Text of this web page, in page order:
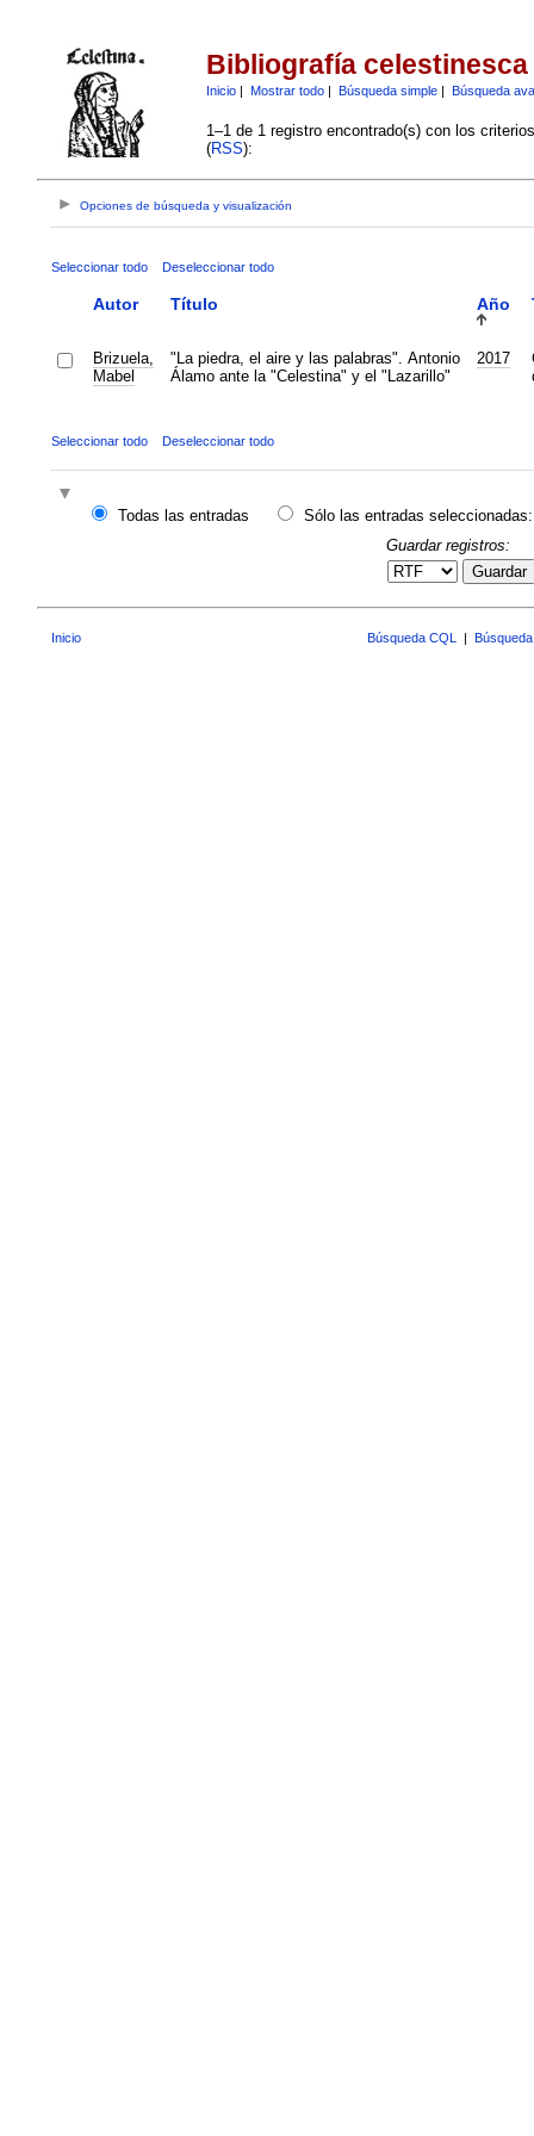
Bibliografía celestinesca
Inicio| Mostrar todo| Búsqueda simple| Búsqueda
1–1 de 1 registro encontrado(s) con los
(RSS):
Opciones de búsqueda y visualización
Seleccionar todo Deseleccionar todo
Autor Título Año
Brizuela,
Mabel
"La piedra, el aire y las palabras". Antonio
Álamo ante la "Celestina" y el "Lazarillo"
2017
Seleccionar todo Deseleccionar todo
Todas las entradas
Sólo las entradas seleccionadas:
Guardar registros:
Guardar
Inicio Búsqueda CQL